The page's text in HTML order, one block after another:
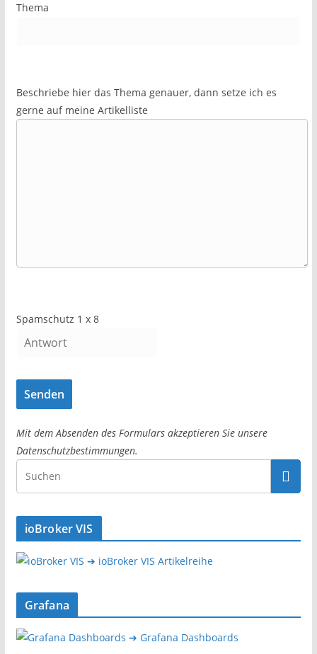
Thema
Beschriebe hier das Thema genauer, dann setze ich es
gerne auf meine Artikelliste
Spamschutz 1 x8
Mit dem Absenden des Formulars akzeptieren Sie unsere
Datenschutzbestimmungen.
ioBroker VIS
➔ ioBroker VIS Artikelreihe
Grafana
➔ Grafana Dashboards